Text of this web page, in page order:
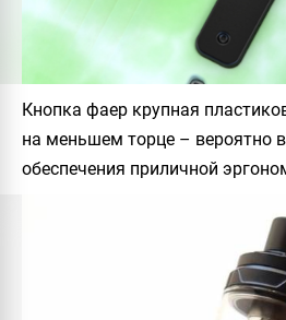
Кнопка фаер крупная
на меньшем торце – вероятно
обеспечения приличной